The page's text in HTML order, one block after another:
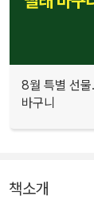
8월 특별 선물
바구니
책소개